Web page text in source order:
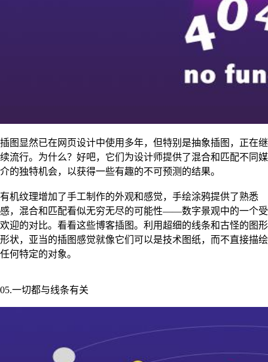
插图显然已在网页设计中使用多年，但特别是抽象插图，正在继
续流行。为什么？好吧，它们为设计师提供了混合和匹配不同媒
介的独特机会，以获得一些有趣的不可预测的结果。
有机纹理增加了手工制作的外观和感觉，手绘涂鸦提供了熟悉
感，混合和匹配看似无穷无尽的可能性——数字景观中的一个受
欢迎的对比。看看这些博客插图。利用超细的线条和古怪的图形
形状，亚当的插图感觉就像它们可以是技术图纸，而不直接描绘
任何特定的对象。
05.一切都与线条有关